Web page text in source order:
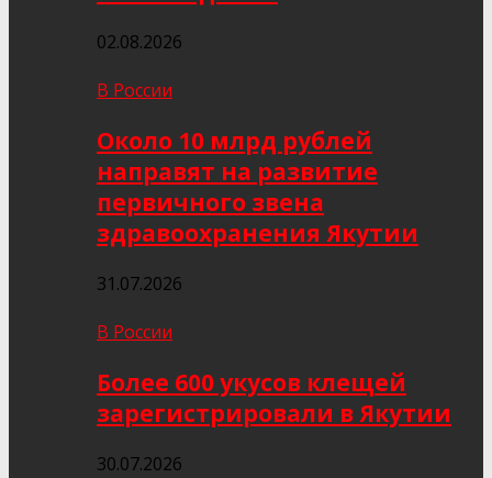
02.08.2026
В России
Около 10 млрд рублей
направят на развитие
первичного звена
здравоохранения Якутии
31.07.2026
В России
Более 600 укусов клещей
зарегистрировали в Якутии
30.07.2026